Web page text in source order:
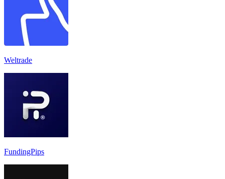
Weltrade
FundingPips